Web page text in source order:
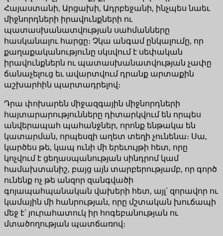
Հայաստանի, Արցախի, Ադրբեջանի, ինչպես նաեւ
միջնորդների իրավունքների ու
պատասխանատվության սահմանները
հասկանալու հարցը։ Չկա անգամ ընկալումը, որ
քաղաքականությունը սկսվում է սեփական
իրավունքներն ու պատասխանատվության չափը
ճանաչելուց եւ ավարտվում դրանք արտաքին
աշխարհին պարտադրելով։
Դրա փոխարեն միջազգային միջնորդների
հայտարարությունները դիտարկվում են որպես
անվերապահ պահանջներ, որոնք ենթակա են
կատարման, որպեսզի աղետ տեղի չունենա։ Սա,
կարծես թե, կապ ունի մի երեւույթի հետ, որը
կոչվում է ցեղասպանության սինդրոմ կամ
համախտանիշ, բայց այն տարբերությամբ, որ գործ
ունենք ոչ թե անզոր զանգվածի
գոյապահպանական վախերի հետ, այլ` զորավոր ու
կամային մի հանրության, որը մշտական խուճապի
մեջ է` յուրահատուկ իր հոգեբանության ու
մտածողության պատճառով։